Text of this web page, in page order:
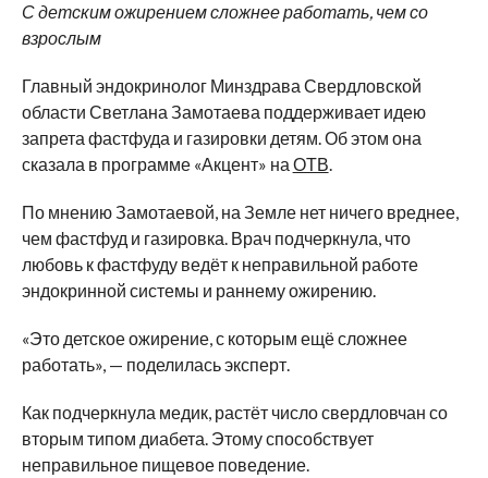
С детским ожирением сложнее работать, чем со
взрослым
Главный эндокринолог Минздрава Свердловской
области Светлана Замотаева поддерживает идею
запрета фастфуда и газировки детям. Об этом она
сказала в программе «Акцент» на ОТВ.
По мнению Замотаевой, на Земле нет ничего вреднее,
чем фастфуд и газировка. Врач подчеркнула, что
любовь к фастфуду ведёт к неправильной работе
эндокринной системы и раннему ожирению.
«Это детское ожирение, с которым ещё сложнее
работать», — поделилась эксперт.
Как подчеркнула медик, растёт число свердловчан со
вторым типом диабета. Этому способствует
неправильное пищевое поведение.